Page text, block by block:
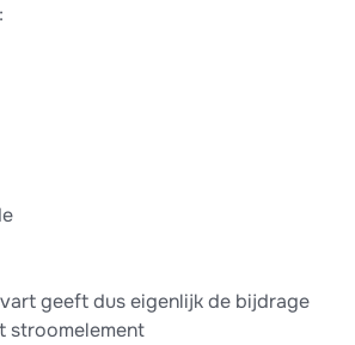
geeft dus eigenlijk de bijdrage
stroomelement